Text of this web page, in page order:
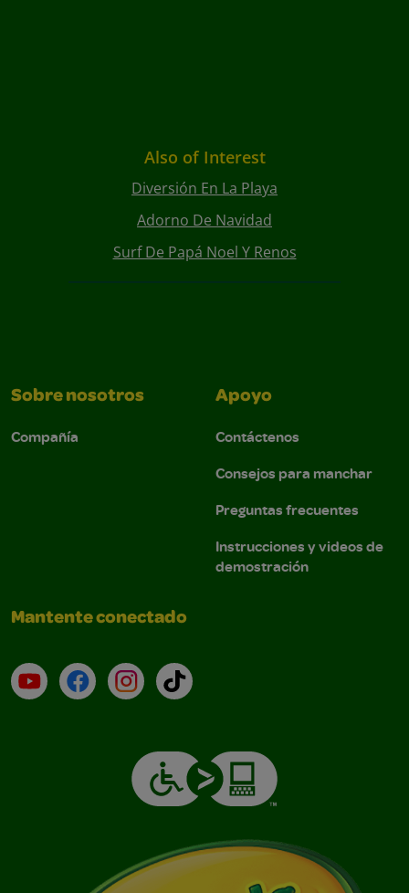
Also of Interest
Diversión En La Playa
Adorno De Navidad
Surf De Papá Noel Y Renos
Sobre nosotros
Compañía
Apoyo
Contáctenos
Consejos para manchar
Preguntas frecuentes
Instrucciones y videos de
demostración
Mantente conectado
YouTube (en inglés)
Facebook (en inglés)
Instagram (en inglés)
TikTok